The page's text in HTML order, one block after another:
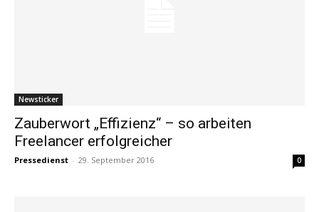
Newsticker
Zauberwort „Effizienz“ – so arbeiten
Freelancer erfolgreicher
Pressedienst - 29. September 2016 0